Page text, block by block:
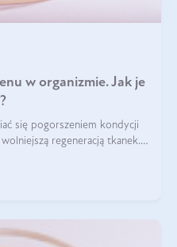
w organizmie. Jak je
się pogorszeniem kondycji
regeneracją tkanek.